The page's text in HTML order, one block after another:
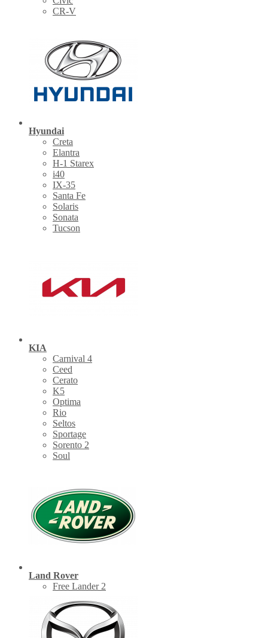
CR-V
Hyundai
Creta
Elantra
H-1 Starex
i40
IX-35
Santa Fe
Solaris
Sonata
Tucson
KIA
Carnival 4
Ceed
Cerato
K5
Optima
Rio
Seltos
Sportage
Sorento 2
Soul
Land Rover
Free Lander 2